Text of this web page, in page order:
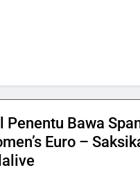
Penentu Bawa
Euro –